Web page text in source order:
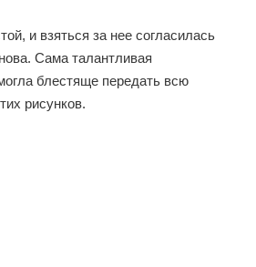
и взяться за нее согласилась
Сама талантливая
блестяще передать всю
рисунков.